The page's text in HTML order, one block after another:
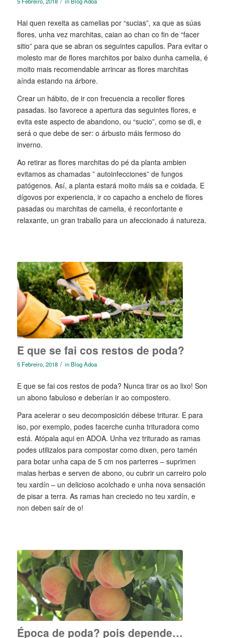
Hai quen rexeita as camelias por “sucias”, xa que as súas
flores, unha vez marchitas, caian ao chan co fin de “facer
sitio” para que se abran os seguintes capullos. Para evitar o
molesto mar de flores marchitos por baixo dunha camelia, é
moito mais recomendable arrincar as flores marchitas
aínda estando na árbore.
Crear un hábito, de ir con frecuencia a recoller flores
pasadas. Iso favorece a apertura das seguintes flores, e
evita este aspecto de abandono, ou “sucio”, como se di, e
será o que debe de ser: o árbusto máis fermoso do
inverno.
Ao retirar as flores marchitas do pé da planta ambien
evitamos as chamadas ” autoinfecciones” de fungos
patógenos. Así, a planta estará moito máis sa e coidada. E
dígovos por experiencia, ir co capacho a enchelo de flores
pasadas ou marchitas de camelia, é reconfortante e
relaxante, un gran traballo para un afeccionado á natureza.
E que se fai cos restos de poda?
5 Febreiro, 2018 / inBlog Adoa
E que se fai cos restos de poda? Nunca tirar os ao lixo! Son
un abono fabuloso e deberían ir ao compostero.
Para acelerar o seu decomposición débese triturar. E para
iso, por exemplo, podes facerche cunha trituradora como
está. Atópala aqui en ADOA. Unha vez triturado as ramas
podes utilizalos para compostar como dixen, pero tamén
para botar unha capa de 5 cm nos parterres – suprimen
malas herbas e serven de abono, ou cubrir un carreiro polo
teu xardín – un delicioso acolchado e unha nova sensación
de pisar a terra. As ramas han creciedo no teu xardín, e
non deben saír de o!
Época de poda? pois depende…